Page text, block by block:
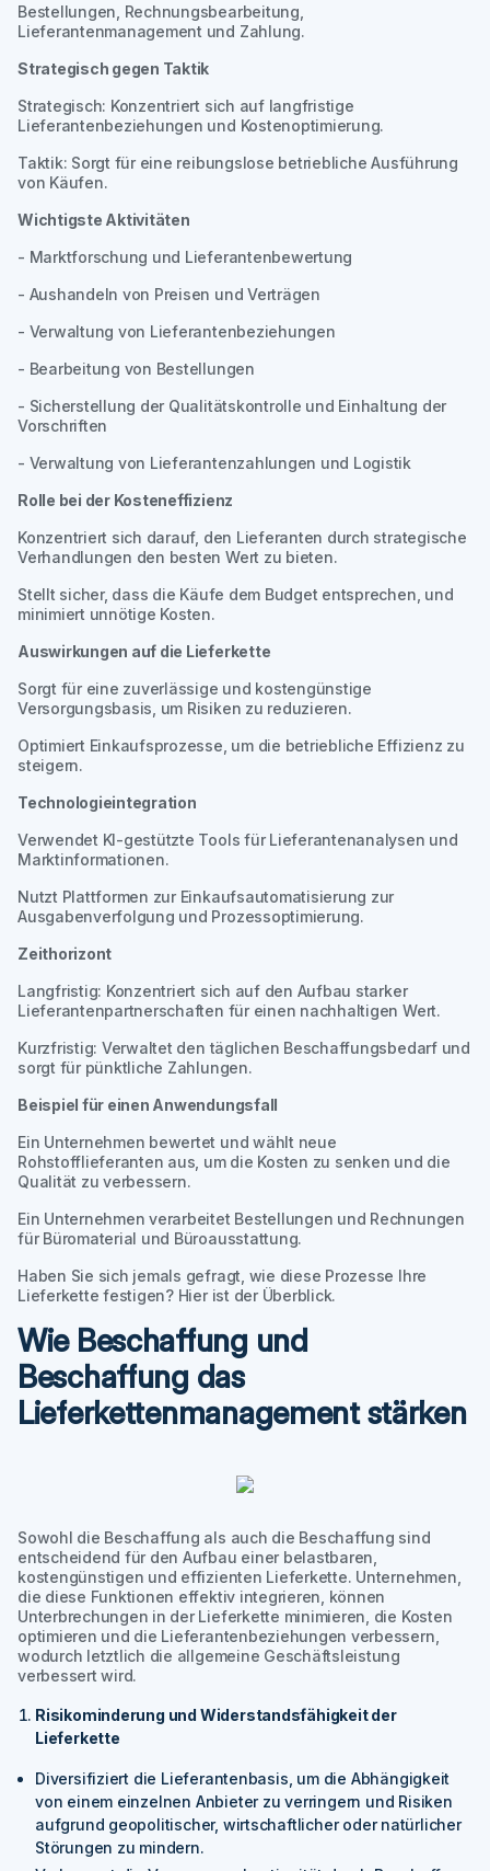
Bestellungen, Rechnungsbearbeitung,
Lieferantenmanagement und Zahlung.
Strategisch gegen Taktik
Strategisch: Konzentriert sich auf langfristige
Lieferantenbeziehungen und Kostenoptimierung.
Taktik: Sorgt für eine reibungslose betriebliche Ausführung
von Käufen.
Wichtigste Aktivitäten
- Marktforschung und Lieferantenbewertung
- Aushandeln von Preisen und Verträgen
- Verwaltung von Lieferantenbeziehungen
- Bearbeitung von Bestellungen
- Sicherstellung der Qualitätskontrolle und Einhaltung der
Vorschriften
- Verwaltung von Lieferantenzahlungen und Logistik
Rolle bei der Kosteneffizienz
Konzentriert sich darauf, den Lieferanten durch strategische
Verhandlungen den besten Wert zu bieten.
Stellt sicher, dass die Käufe dem Budget entsprechen, und
minimiert unnötige Kosten.
Auswirkungen auf die Lieferkette
Sorgt für eine zuverlässige und kostengünstige
Versorgungsbasis, um Risiken zu reduzieren.
Optimiert Einkaufsprozesse, um die betriebliche Effizienz zu
steigern.
Technologieintegration
Verwendet KI-gestützte Tools für Lieferantenanalysen und
Marktinformationen.
Nutzt Plattformen zur Einkaufsautomatisierung zur
Ausgabenverfolgung und Prozessoptimierung.
Zeithorizont
Langfristig: Konzentriert sich auf den Aufbau starker
Lieferantenpartnerschaften für einen nachhaltigen Wert.
Kurzfristig: Verwaltet den täglichen Beschaffungsbedarf und
sorgt für pünktliche Zahlungen.
Beispiel für einen Anwendungsfall
Ein Unternehmen bewertet und wählt neue
Rohstofflieferanten aus, um die Kosten zu senken und die
Qualität zu verbessern.
Ein Unternehmen verarbeitet Bestellungen und Rechnungen
für Büromaterial und Büroausstattung.
Haben Sie sich jemals gefragt, wie diese Prozesse Ihre
Lieferkette festigen? Hier ist der Überblick.
Wie Beschaffung und
Beschaffung das
Lieferkettenmanagement stärken
Sowohl die Beschaffung als auch die Beschaffung sind
entscheidend für den Aufbau einer belastbaren,
kostengünstigen und effizienten Lieferkette. Unternehmen,
die diese Funktionen effektiv integrieren, können
Unterbrechungen in der Lieferkette minimieren, die Kosten
optimieren und die Lieferantenbeziehungen verbessern,
wodurch letztlich die allgemeine Geschäftsleistung
verbessert wird.
Risikominderung und Widerstandsfähigkeit der
Lieferkette
Diversifiziert die Lieferantenbasis, um die Abhängigkeit
von einem einzelnen Anbieter zu verringern und Risiken
aufgrund geopolitischer, wirtschaftlicher oder natürlicher
Störungen zu mindern.